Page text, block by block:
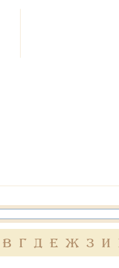
В Г Д Е Ж З И